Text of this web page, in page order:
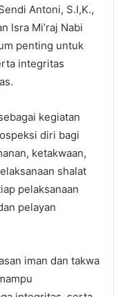
Antoni, S.I,K.,
Isra Mi’raj Nabi
penting untuk
integritas
kegiatan
diri bagi
ketakwaan,
shalat
pelaksanaan
pelayan
iman dan takwa